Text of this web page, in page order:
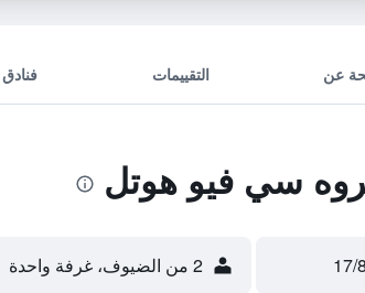
عن التقييمات
سي فيو هوتل
2 من الضيوف، غرفة واحدة